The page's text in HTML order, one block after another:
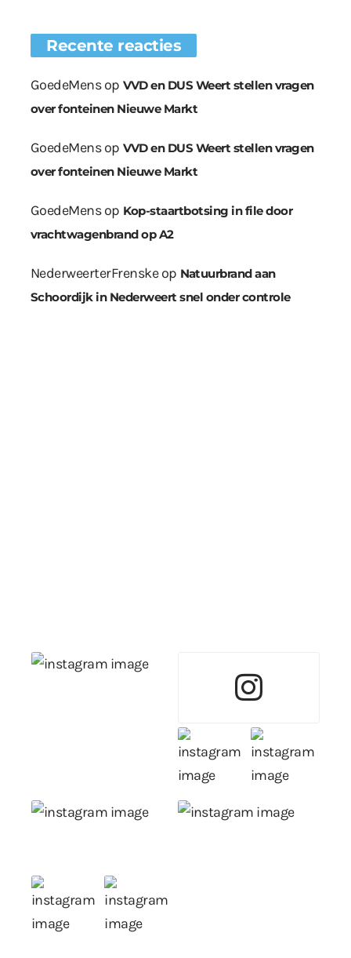
Recente reacties
GoedeMensop VVD en DUS Weert stellen vragen
over fonteinen Nieuwe Markt
GoedeMensop VVD en DUS Weert stellen vragen
over fonteinen Nieuwe Markt
GoedeMensop Kop-staartbotsing in file door
vrachtwagenbrand op A2
NederweerterFrenskeop Natuurbrand aan
Schoordijk in Nederweert snel onder controle